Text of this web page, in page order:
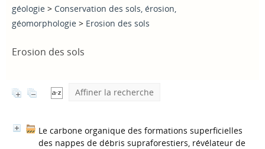
géologie > Conservation des sols, érosion,
géomorphologie > Erosion des sols
Erosion des sols
Affiner la recherche
Le carbone organique des formations superficielles
des nappes de débris supraforestiers, révélateur de